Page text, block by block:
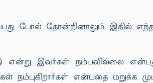
போல் தோன்றினாலும் இதில்
என்று இவர்கள் நம்பவில்லை
என்பதை மறுக்க